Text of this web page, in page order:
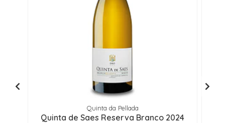
Quinta da Pellada
Quinta de Saes Reserva Branco 2024